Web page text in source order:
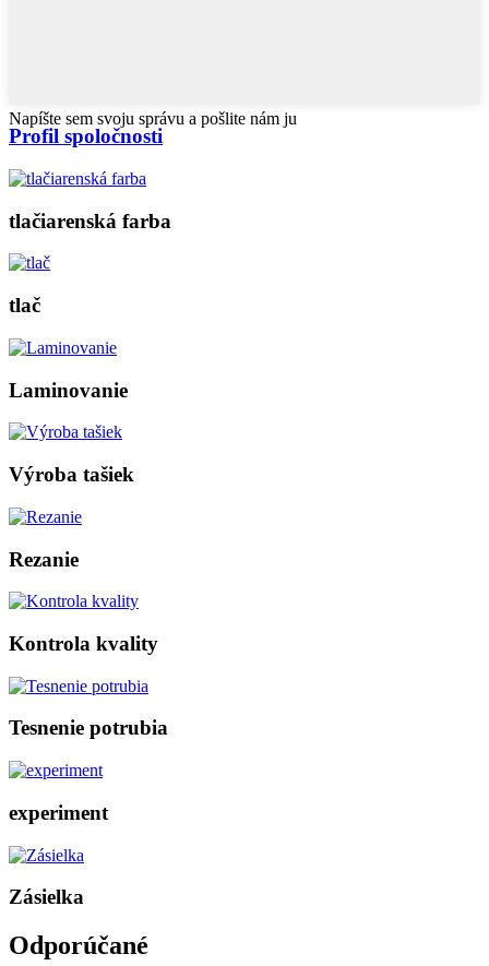
Napíšte sem svoju správu a pošlite nám ju
Profil spoločnosti
tlačiarenská farba
tlač
Laminovanie
Výroba tašiek
Rezanie
Kontrola kvality
Tesnenie potrubia
experiment
Zásielka
Odporúčané